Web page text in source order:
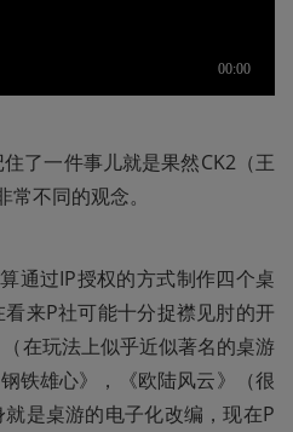
了一件事儿就是果然CK2（王
不同的观念。
通过IP授权的方式制作四个桌
来P社可能十分捉襟见肘的开
在玩法上似乎近似著名的桌游
铁雄心》，《欧陆风云》（很
是桌游的电子化改编，现在P